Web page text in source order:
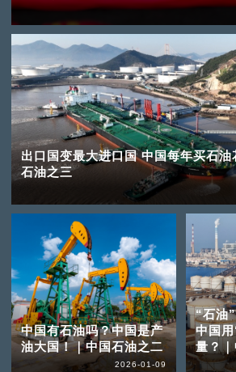
出口国变最大进口国 中国每年买石
石油之三
中国有石油吗？中国是产
油大国！｜中国石油之二
2026-01-09
“石油
中国
量？